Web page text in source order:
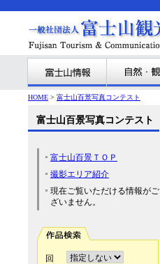
HOME > 富士山百景写真コンテスト
富士山百景写真コンテスト
富士山百景ＴＯＰ
撮影エリア紹介
現在ご覧いただける情報がご
ざいません。
回